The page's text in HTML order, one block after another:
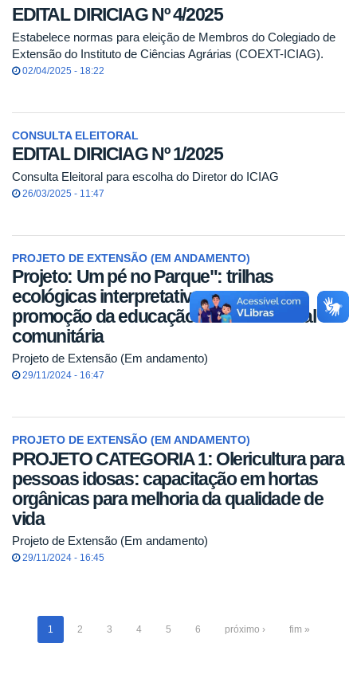
EDITAL DIRICIAG Nº 4/2025
Estabelece normas para eleição de Membros do Colegiado de
Extensão do Instituto de Ciências Agrárias (COEXT-ICIAG).
02/04/2025 - 18:22
CONSULTA ELEITORAL
EDITAL DIRICIAG Nº 1/2025
Consulta Eleitoral para escolha do Diretor do ICIAG
26/03/2025 - 11:47
PROJETO DE EXTENSÃO (EM ANDAMENTO)
Projeto: Um pé no Parque": trilhas
ecológicas interpretativas para a
promoção da educação socioambiental
comunitária
Projeto de Extensão (Em andamento)
29/11/2024 - 16:47
PROJETO DE EXTENSÃO (EM ANDAMENTO)
PROJETO CATEGORIA 1: Olericultura para
pessoas idosas: capacitação em hortas
orgânicas para melhoria da qualidade de
vida
Projeto de Extensão (Em andamento)
29/11/2024 - 16:45
1 2 3 4 5 6 próximo › fim »